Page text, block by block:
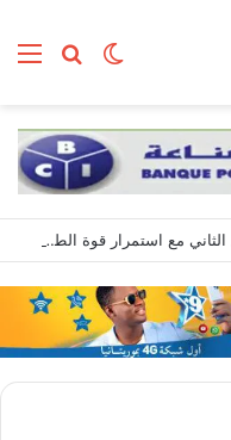
بحث الوضع
الاقتصاد الأمريكي ينمو 1.5% في الربع الثاني مع استمرار قوة الطلب المحلي